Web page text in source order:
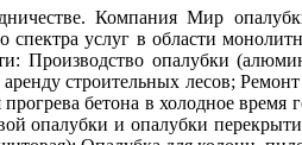
Компания Мир
спектра услуг в области
Производство опалубки
строительных лесов;
прогрева бетона в холодное
опалубки и опалубки